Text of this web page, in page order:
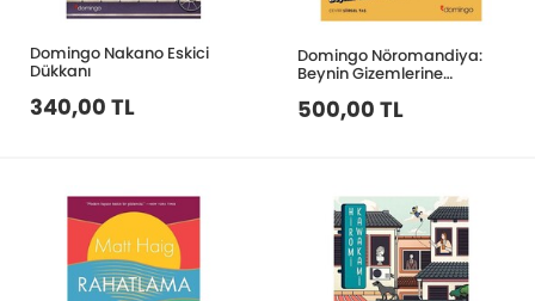
Domingo Nakano Eskici
Dükkanı
340,00 TL
Domingo Nöromandiya:
Beynin Gizemlerine
500,00 TL